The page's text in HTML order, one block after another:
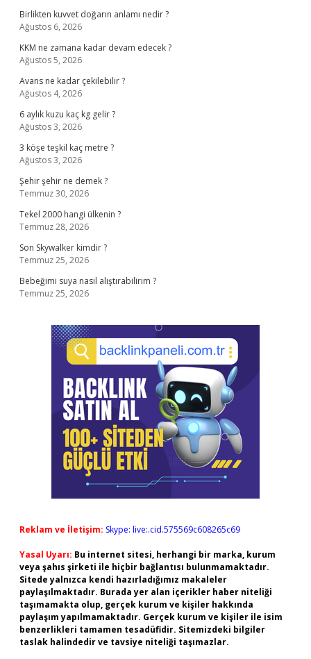
Birlikten kuvvet doğarın anlamı nedir ?
Ağustos 6, 2026
KKM ne zamana kadar devam edecek ?
Ağustos 5, 2026
Avans ne kadar çekilebilir ?
Ağustos 4, 2026
6 aylık kuzu kaç kg gelir ?
Ağustos 3, 2026
3 köşe teşkil kaç metre ?
Ağustos 3, 2026
Şehir şehir ne demek ?
Temmuz 30, 2026
Tekel 2000 hangi ülkenin ?
Temmuz 28, 2026
Son Skywalker kimdir ?
Temmuz 25, 2026
Bebeğimi suya nasıl alıştırabilirim ?
Temmuz 25, 2026
Reklam ve İletişim: Skype: live:.cid.575569c608265c69
Yasal Uyarı: Bu internet sitesi, herhangi bir marka, kurum
veya şahıs şirketi ile hiçbir bağlantısı bulunmamaktadır.
Sitede yalnızca kendi hazırladığımız makaleler
paylaşılmaktadır. Burada yer alan içerikler haber niteliği
taşımamakta olup, gerçek kurum ve kişiler hakkında
paylaşım yapılmamaktadır. Gerçek kurum ve kişiler ile isim
benzerlikleri tamamen tesadüfidir. Sitemizdeki bilgiler
taslak halindedir ve tavsiye niteliği taşımazlar.